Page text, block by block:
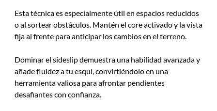
Esta técnica es especialmente útil en espacios reducidos
o al sortear obstáculos. Mantén el core activado y la vista
fija al frente para anticipar los cambios en el terreno.
Dominar el sideslip demuestra una habilidad avanzada y
añade fluidez a tu esquí, convirtiéndolo en una
herramienta valiosa para afrontar pendientes
desafiantes con confianza.